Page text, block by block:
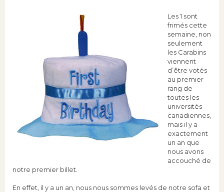
Les 1 sont
frimés cette
semaine, non
seulement
les Carabins
viennent
d’être votés
au premier
rang de
toutes les
universités
canadiennes,
mais il y a
exactement
un an que
nous avons
accouché de
notre premier billet.
En effet, il y a un an, nous nous sommes levés de notre sofa et